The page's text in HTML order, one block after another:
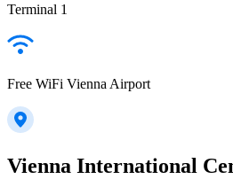
Terminal 1
Free WiFi Vienna Airport
Vienna International